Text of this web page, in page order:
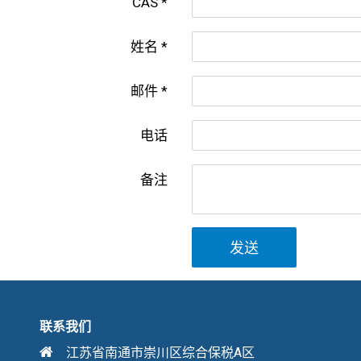
姓名
邮件
电话
备注
发送
联系我们
江苏省南通市崇川区综合保税A区